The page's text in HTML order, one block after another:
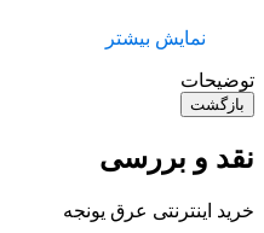
نمایش بیشتر
توضیحات
بازگشت
نقد و بررسی
خرید اینترنتی عرق یونجه